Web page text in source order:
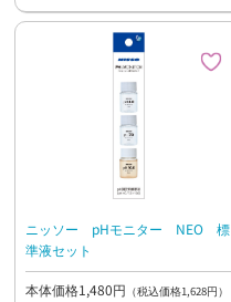
ニッソー pHモニター NEO 標
準液セット
本体価格1,480円 （税込価格1,628円）